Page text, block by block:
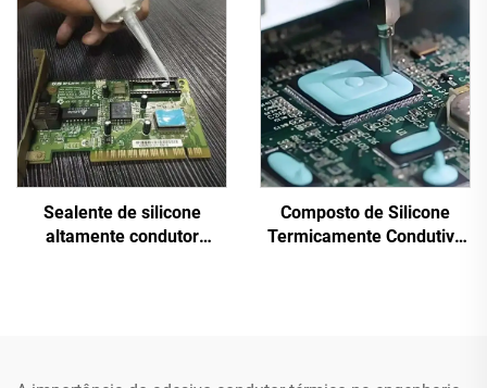
Sealente de silicone
altamente condutor
Composto de Silicone
Termicamente Condutivo